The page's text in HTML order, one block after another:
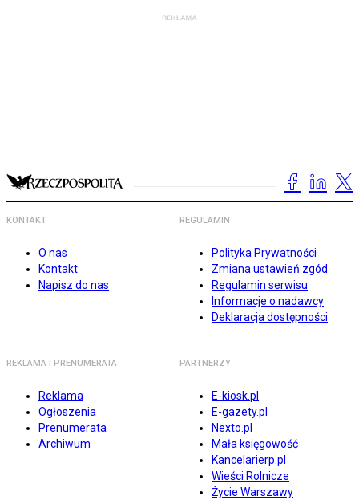
KONTAKT
O nas
Kontakt
Napisz do nas
REGULAMIN
Polityka Prywatności
Zmiana ustawień zgód
Regulamin serwisu
Informacje o nadawcy
Deklaracja dostępności
REKLAMA I PRENUMERATA
Reklama
Ogłoszenia
Prenumerata
Archiwum
PARTNERZY
E-kiosk.pl
E-gazety.pl
Nexto.pl
Mała księgowość
Kancelarierp.pl
Wieści Rolnicze
Życie Warszawy